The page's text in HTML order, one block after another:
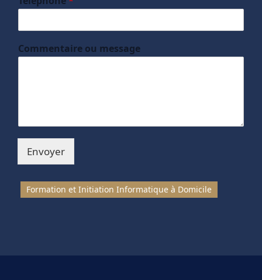
Commentaire ou message
Envoyer
Formation et Initiation Informatique à Domicile